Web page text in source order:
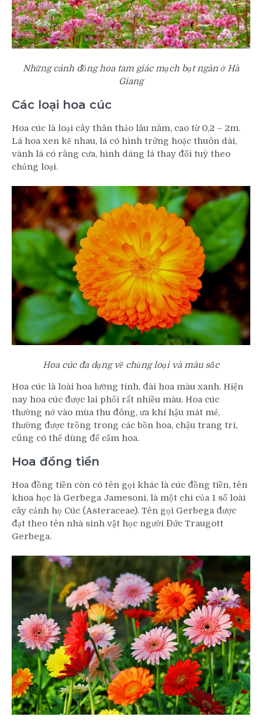
Những cánh đồng hoa tam giác mạch bạt ngàn ở Hà
Giang
Các loại hoa cúc
Hoa cúc là loại cây thân thảo lâu năm, cao từ 0,2 – 2m.
Lá hoa xen kẽ nhau, lá có hình trứng hoặc thuôn dài,
vành lá có răng cưa, hình dáng lá thay đổi tuỳ theo
chủng loại.
Hoa cúc đa dạng về chủng loại và màu sắc
Hoa cúc là loài hoa lưỡng tính, đài hoa màu xanh. Hiện
nay hoa cúc được lai phối rất nhiều màu. Hoa cúc
thường nở vào mùa thu đông, ưa khí hậu mát mẻ,
thường được trồng trong các bồn hoa, chậu trang trí,
cũng có thể dùng để cắm hoa.
Hoa đồng tiền
Hoa đồng tiền còn có tên gọi khác là cúc đồng tiền, tên
khoa học là Gerbega Jamesoni, là một chi của 1 số loài
cây cảnh họ Cúc (Asteraceae). Tên gọi Gerbega được
đạt theo tên nhà sinh vật học người Đức Traugott
Gerbega.